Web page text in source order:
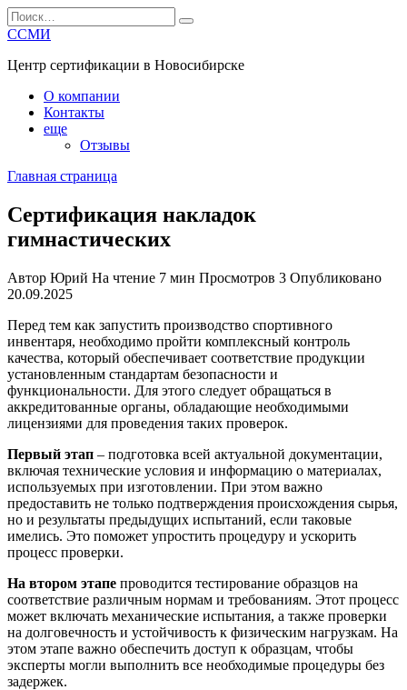
Перейти
к
Search
for:
ССМИ
Центр сертификации в Новосибирске
О компании
Контакты
еще
Отзывы
Главная страница
Сертификация накладок
гимнастических
Автор Юрий На чтение 7 мин Просмотров 3 Опубликовано
20.09.2025
Перед тем как запустить производство спортивного
инвентаря, необходимо пройти комплексный контроль
качества, который обеспечивает соответствие продукции
установленным стандартам безопасности и
функциональности. Для этого следует обращаться в
аккредитованные органы, обладающие необходимыми
лицензиями для проведения таких проверок.
Первый этап – подготовка всей актуальной документации,
включая технические условия и информацию о материалах,
используемых при изготовлении. При этом важно
предоставить не только подтверждения происхождения сырья,
но и результаты предыдущих испытаний, если таковые
имелись. Это поможет упростить процедуру и ускорить
процесс проверки.
На втором этапе проводится тестирование образцов на
соответствие различным нормам и требованиям. Этот процесс
может включать механические испытания, а также проверки
на долговечность и устойчивость к физическим нагрузкам. На
этом этапе важно обеспечить доступ к образцам, чтобы
эксперты могли выполнить все необходимые процедуры без
задержек.